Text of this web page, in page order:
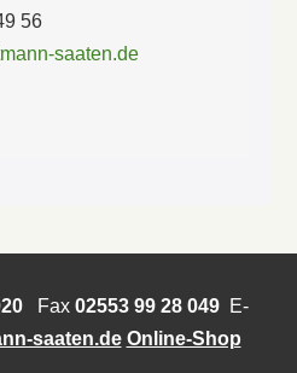
56
saaten.de
Fax 02553 99 28 049E-
saaten.de Online-Shop